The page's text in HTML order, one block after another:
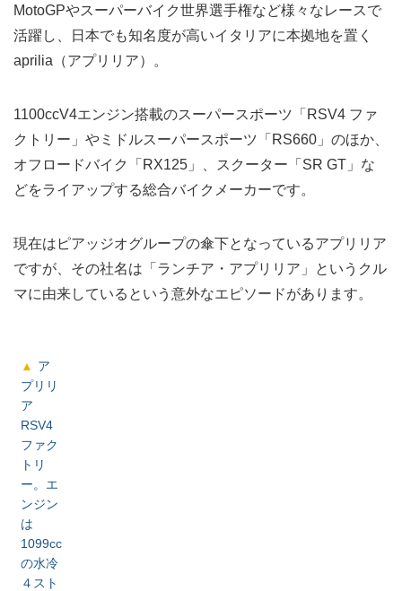
MotoGPやスーパーバイク世界選手権など様々なレースで
活躍し、日本でも知名度が高いイタリアに本拠地を置く
aprilia（アプリリア）。
1100ccV4エンジン搭載のスーパースポーツ「RSV4 ファ
クトリー」やミドルスーパースポーツ「RS660」のほか、
オフロードバイク「RX125」、スクーター「SR GT」な
どをライアップする総合バイクメーカーです。
現在はピアッジオグループの傘下となっているアプリリア
ですが、その社名は「ランチア・アプリリア」というクル
マに由来しているという意外なエピソードがあります。
ア
プリリ
ア
RSV4
ファク
トリ
ー。エ
ンジン
は
1099cc
の水冷
４スト